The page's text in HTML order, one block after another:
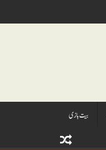
بیت بازی